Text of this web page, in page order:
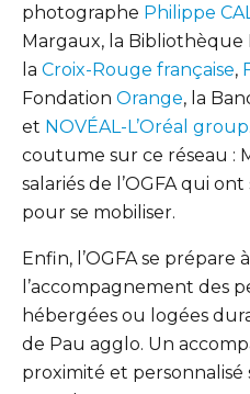
photographe Philippe
Margaux, la
la Croix-Rouge française,
Fondation Orange, la
et NOVÉAL-L’Oréal group
coutume sur ce réseau :
salariés de l’OGFA qui
pour se mobiliser.
Enfin, l’OGFA se prépare
l’accompagnement des
hébergées ou logées
de Pau agglo. Un
proximité et personnalisé